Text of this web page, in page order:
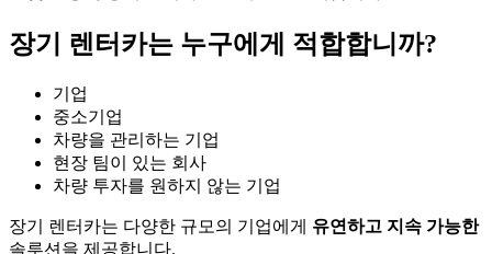
장기 렌터카는 누구에게 적합합니까?
기업
중소기업
차량을 관리하는 기업
현장 팀이 있는 회사
차량 투자를 원하지 않는 기업
장기 렌터카는 다양한 규모의 기업에게 유연하고 지속 가능한
솔루션을 제공합니다.